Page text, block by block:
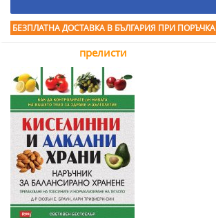
БЕЗПЛАТНА ДОСТАВКА В БЪЛГАРИЯ ПРИ ПОРЪЧКА
прелисти